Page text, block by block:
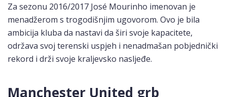
Za sezonu 2016/2017 José Mourinho imenovan je
menadžerom s trogodišnjim ugovorom. Ovo je bila
ambicija kluba da nastavi da širi svoje kapacitete,
održava svoj terenski uspjeh i nenadmašan pobjednički
rekord i drži svoje kraljevsko nasljeđe.
Manchester United grb